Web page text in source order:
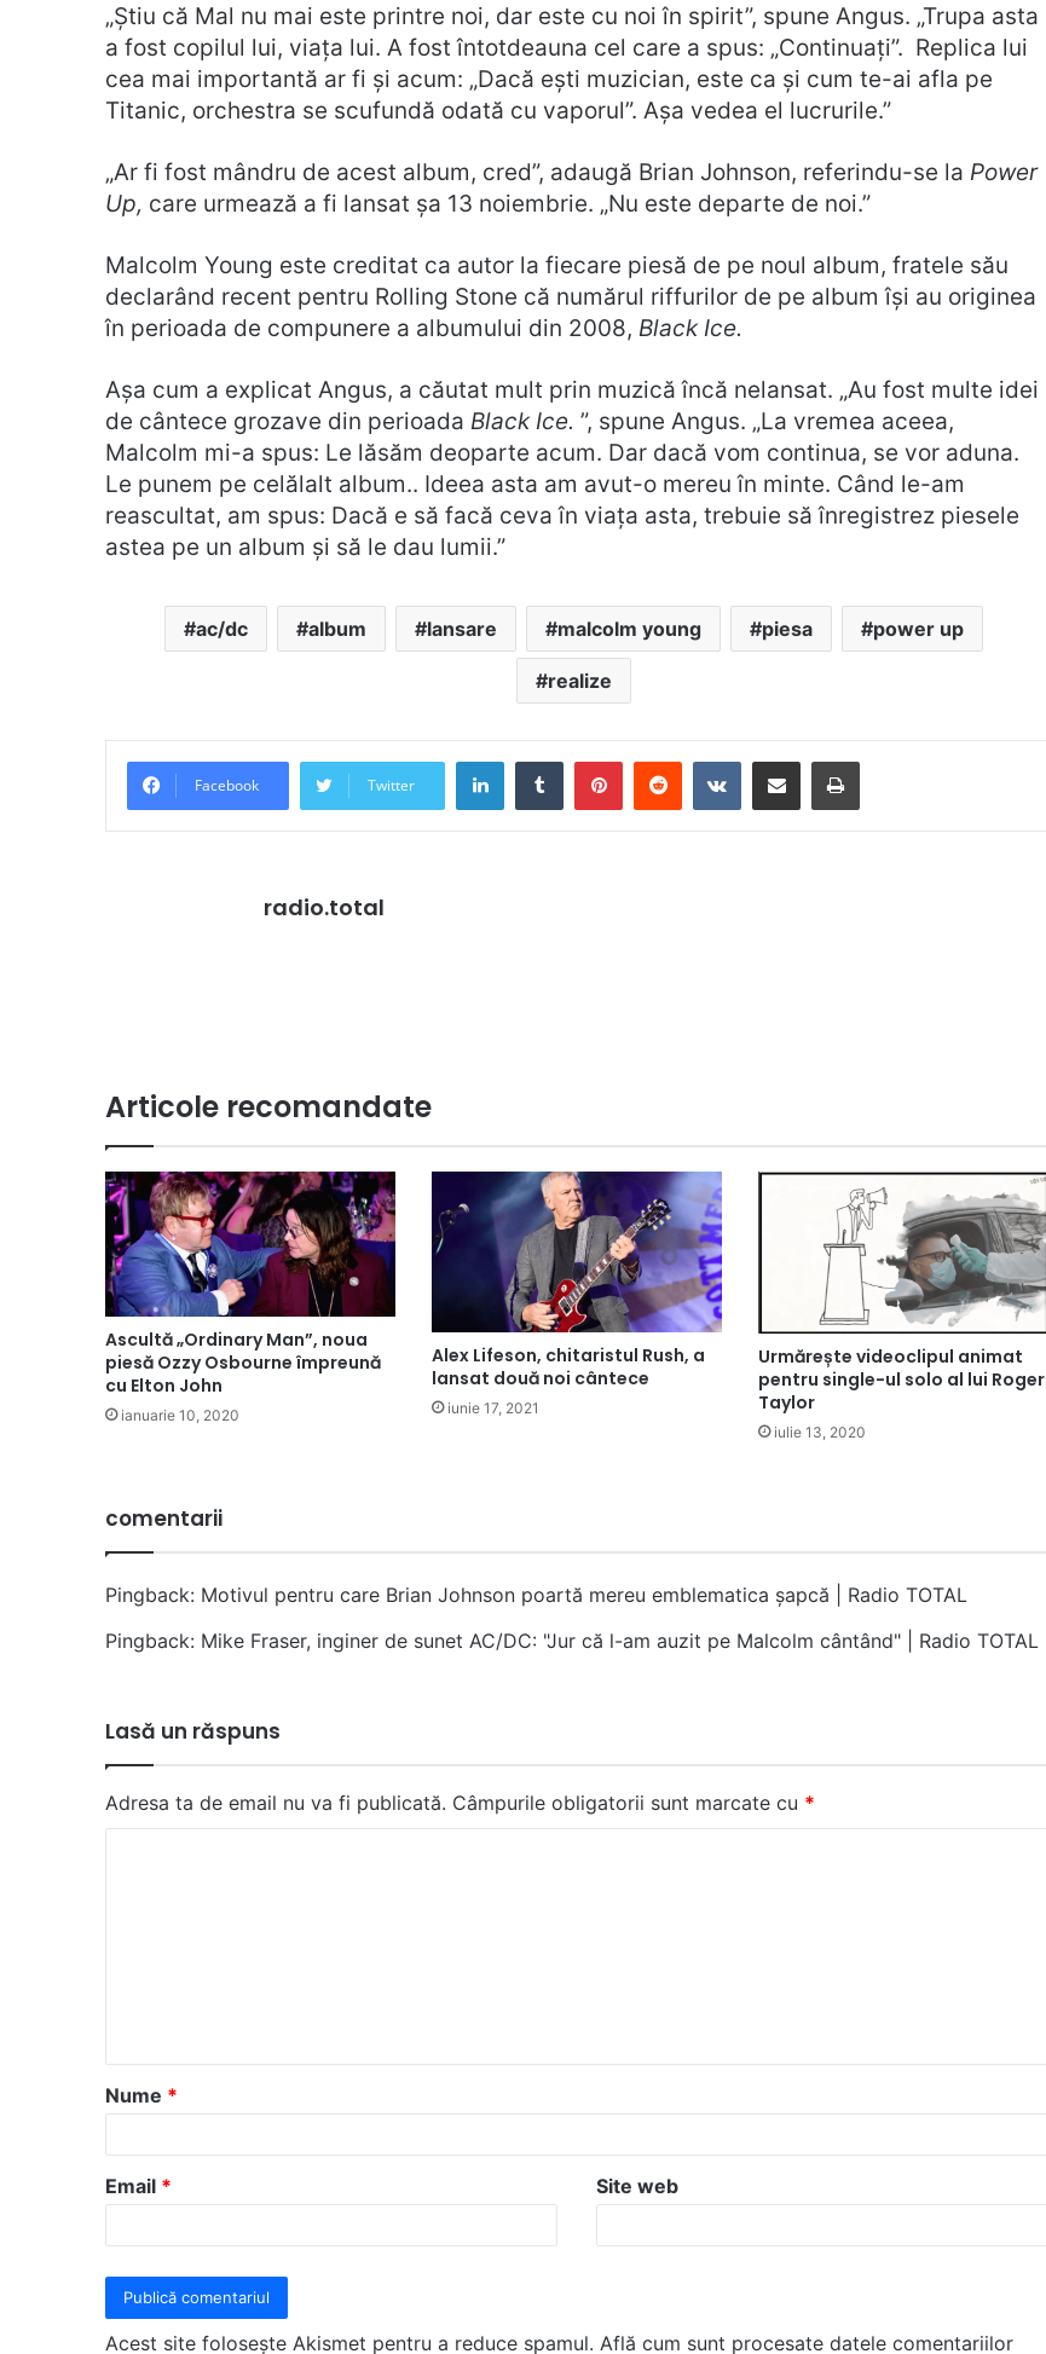
„Știu că Mal nu mai este printre noi, dar este cu noi în spirit”, spune Angus. „Trupa asta
a fost copilul lui, viața lui. A fost întotdeauna cel care a spus: „Continuați”. Replica lui
cea mai importantă ar fi și acum: „Dacă ești muzician, este ca și cum te-ai afla pe
Titanic, orchestra se scufundă odată cu vaporul”. Așa vedea el lucrurile.”
„Ar fi fost mândru de acest album, cred”, adaugă Brian Johnson, referindu-se la Power
Up, care urmează a fi lansat șa 13 noiembrie. „Nu este departe de noi.”
Malcolm Young este creditat ca autor la fiecare piesă de pe noul album, fratele său
declarând recent pentru Rolling Stone că numărul riffurilor de pe album își au originea
în perioada de compunere a albumului din 2008, Black Ice.
Așa cum a explicat Angus, a căutat mult prin muzică încă nelansat. „Au fost multe idei
de cântece grozave din perioada Black Ice. ”, spune Angus. „La vremea aceea,
Malcolm mi-a spus: Le lăsăm deoparte acum. Dar dacă vom continua, se vor aduna.
Le punem pe celălalt album.. Ideea asta am avut-o mereu în minte. Când le-am
reascultat, am spus: Dacă e să facă ceva în viața asta, trebuie să înregistrez piesele
astea pe un album și să le dau lumii.”
ac/dc album lansare malcolm young piesa power up
realize
Facebook Twitter
LinkedInTumblrPinterestRedditVKontakte
Distribuie prin mail Tipărește
radio.total
Articole recomandate
Ascultă „Ordinary Man”, noua
piesă Ozzy Osbourne împreună
cu Elton John
ianuarie 10, 2020
Alex Lifeson, chitaristul Rush, a
lansat două noi cântece
iunie 17, 2021
Urmărește videoclipul animat
pentru single-ul solo al lui Roger
Taylor
iulie 13, 2020
comentarii
Pingback: Motivul pentru care Brian Johnson poartă mereu emblematica șapcă | Radio TOTAL
Pingback: Mike Fraser, inginer de sunet AC/DC: "Jur că l-am auzit pe Malcolm cântând" | Radio TOTAL
Lasă un răspuns
Adresa ta de email nu va fi publicată. Câmpurile obligatorii sunt marcate cu *
a
r
*
Nume *
Email * Site web
Acest site folosește Akismet pentru a reduce spamul. Află cum sunt procesate datele comentariilor